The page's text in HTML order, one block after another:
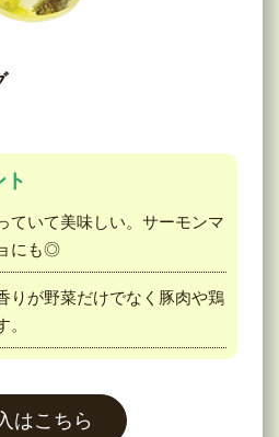
ト
ていて美味しい。サーモンマ
にも◎
りが野菜だけでなく豚肉や鶏
はこちら